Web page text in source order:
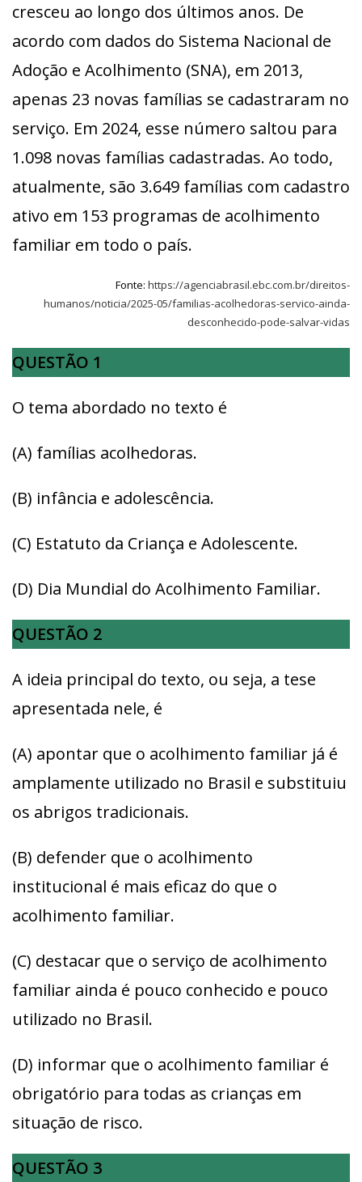
cresceu ao longo dos últimos anos. De
acordo com dados do Sistema Nacional de
Adoção e Acolhimento (SNA), em 2013,
apenas 23 novas famílias se cadastraram no
serviço. Em 2024, esse número saltou para
1.098 novas famílias cadastradas. Ao todo,
atualmente, são 3.649 famílias com cadastro
ativo em 153 programas de acolhimento
familiar em todo o país.
Fonte: https://agenciabrasil.ebc.com.br/direitos-
humanos/noticia/2025-05/familias-acolhedoras-servico-ainda-
desconhecido-pode-salvar-vidas
QUESTÃO 1
O tema abordado no texto é
(A) famílias acolhedoras.
(B) infância e adolescência.
(C) Estatuto da Criança e Adolescente.
(D) Dia Mundial do Acolhimento Familiar.
QUESTÃO 2
A ideia principal do texto, ou seja, a tese
apresentada nele, é
(A) apontar que o acolhimento familiar já é
amplamente utilizado no Brasil e substituiu
os abrigos tradicionais.
(B) defender que o acolhimento
institucional é mais eficaz do que o
acolhimento familiar.
(C) destacar que o serviço de acolhimento
familiar ainda é pouco conhecido e pouco
utilizado no Brasil.
(D) informar que o acolhimento familiar é
obrigatório para todas as crianças em
situação de risco.
QUESTÃO 3